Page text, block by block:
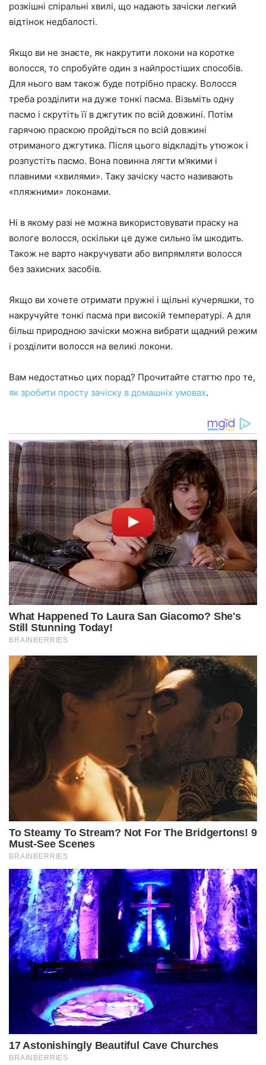
розкішні спіральні хвилі, що надають зачіски легкий
відтінок недбалості.
Якщо ви не знаєте, як накрутити локони на коротке
волосся, то спробуйте один з найпростіших способів.
Для нього вам також буде потрібно праску. Волосся
треба розділити на дуже тонкі пасма. Візьміть одну
пасмо і скрутіть її в джгутик по всій довжині. Потім
гарячою праскою пройдіться по всій довжині
отриманого джгутика. Після цього відкладіть утюжок і
розпустіть пасмо. Вона повинна лягти м’якими і
плавними «хвилями». Таку зачіску часто називають
«пляжними» локонами.
Ні в якому разі не можна використовувати праску на
вологе волосся, оскільки це дуже сильно їм шкодить.
Також не варто накручувати або випрямляти волосся
без захисних засобів.
Якщо ви хочете отримати пружні і щільні кучеряшки, то
накручуйте тонкі пасма при високій температурі. А для
більш природною зачіски можна вибрати щадний режим
і розділити волосся на великі локони.
Вам недостатньо цих порад? Прочитайте статтю про те,
як зробити просту зачіску в домашніх умовах.